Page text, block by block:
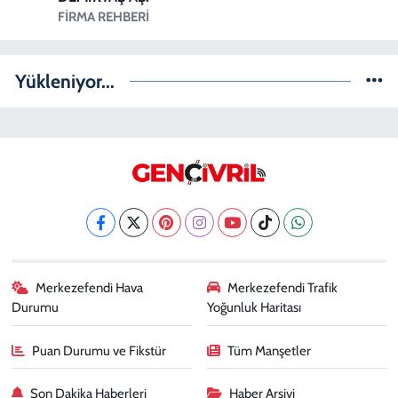
FIRMA REHBERI
Yükleniyor...
Merkezefendi Hava
Durumu
Merkezefendi Trafik
Yoğunluk Haritası
Puan Durumu ve Fikstür Tüm Manşetler
Son Dakika Haberleri Haber Arşivi